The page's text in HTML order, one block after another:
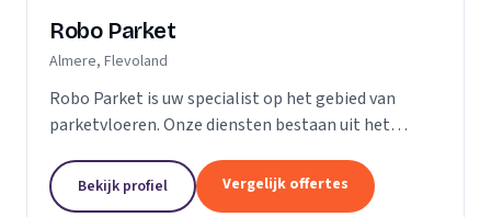
Robo Parket
Almere, Flevoland
Robo Parket is uw specialist op het gebied van
parketvloeren. Onze diensten bestaan uit het
parketvloeren. Voor ons is elke parketvloer uniek en
verdient daarom...
Bekijk profiel Vergelijk offertes